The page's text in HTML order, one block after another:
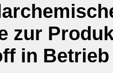
zur
in Betrieb